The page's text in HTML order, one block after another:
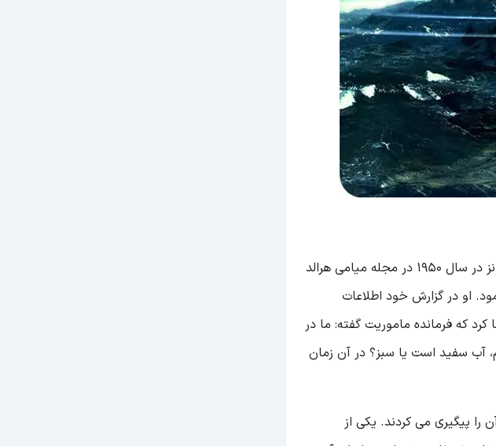
اولین ادعایی که مبنی بر ناپدید شدن غیرعادی در این منطقه ارائه گشت، توسط ادوارد ون وینکل جونز در سال 1950 در مجله میامی هرالد
فیت منتشر نمود. او در گزارش خود اطلاعات
با (پرواز 19) هم داده بود؛ در سال 1962 مجله لژیون آمریکایی در زمینه پرواز 19 ادعا کرد که فرمانده ماموریت گفته: ما در
آب سفید است یا سبز؟ در آن زمان
را پیگیری می کردند. یکی از